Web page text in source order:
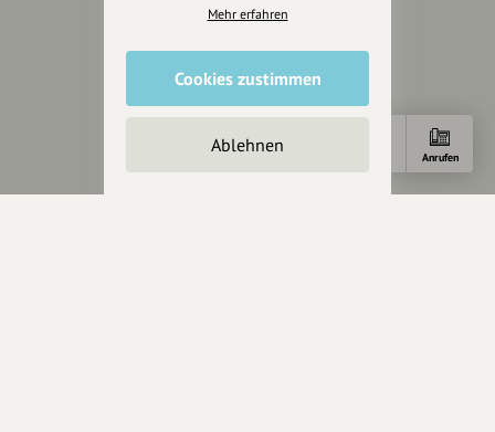
Anrufen
Presseberichte
Wir unterstützen Euch
Fotografie & mehr
Marketing
Design & Branding
Mehr erfahren
Cookies zustimmen
Ablehnen